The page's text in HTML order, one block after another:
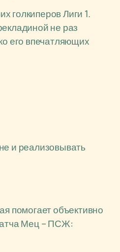
голкиперов Лиги 1.
не раз
его впечатляющих
и реализовывать
помогает объективно
Мец – ПСЖ: